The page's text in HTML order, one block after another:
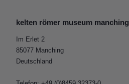
kelten römer museum manching
Im Erlet 2
85077 Manching
Deutschland